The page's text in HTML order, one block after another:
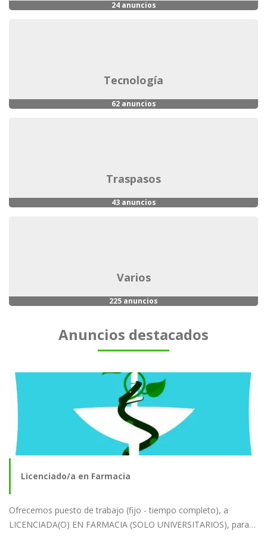
24 anuncios
tecnología
62 anuncios
traspasos
43 anuncios
varios
225 anuncios
Anuncios destacados
Licenciado/a en Farmacia
Ofrecemos puesto de trabajo (fijo - tiempo completo), a
LICENCIADA(O) EN FARMACIA (SOLO UNIVERSITARIOS), para…